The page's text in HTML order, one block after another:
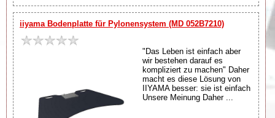
iiyama Bodenplatte für Pylonensystem (MD 052B7210)
"Das Leben ist einfach aber
wir bestehen darauf es
kompliziert zu machen" Daher
macht es diese Lösung von
IIYAMA besser: sie ist einfach
Unsere Meinung Daher ...